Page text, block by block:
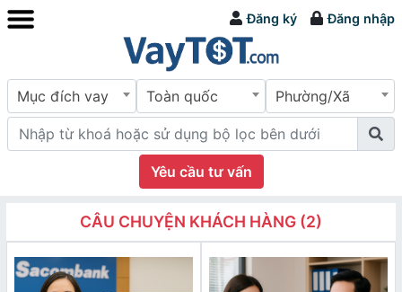
Đăng ký Đăng nhập
Mục đích vay Toàn quốc Phường/Xã
Yêu cầu tư vấn
CÂU CHUYỆN KHÁCH HÀNG (2)